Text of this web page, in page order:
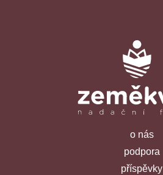
o nás
podpora
příspěvky